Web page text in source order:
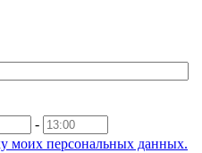
-
моих персональных данных.